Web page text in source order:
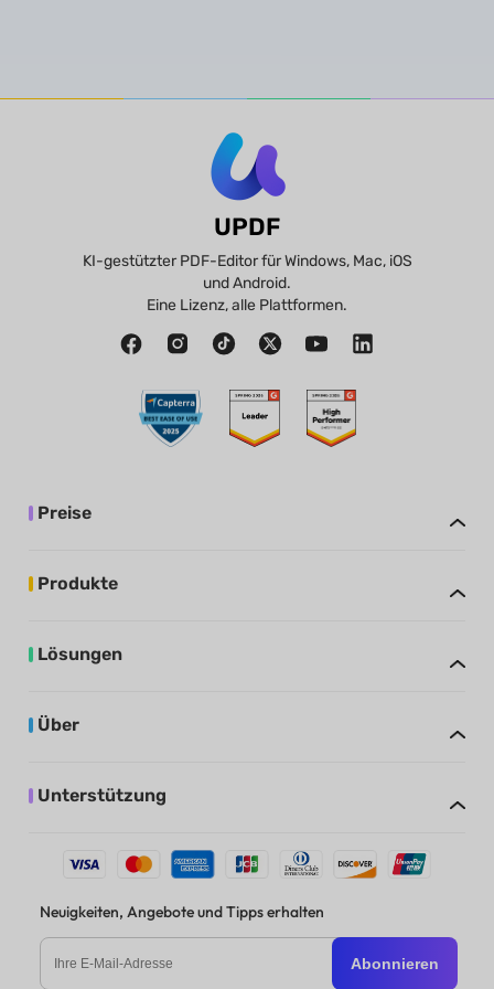
UPDF
KI-gestützter PDF-Editor für Windows, Mac, iOS
und Android.
Eine Lizenz, alle Plattformen.
Preise
Produkte
Lösungen
Über
Unterstützung
Neuigkeiten, Angebote und Tipps erhalten
Abonnieren